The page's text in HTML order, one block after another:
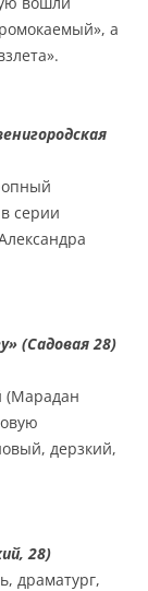
а
серии
(Садовая 28)
(Марадан
дерзкий,
28)
драматург,